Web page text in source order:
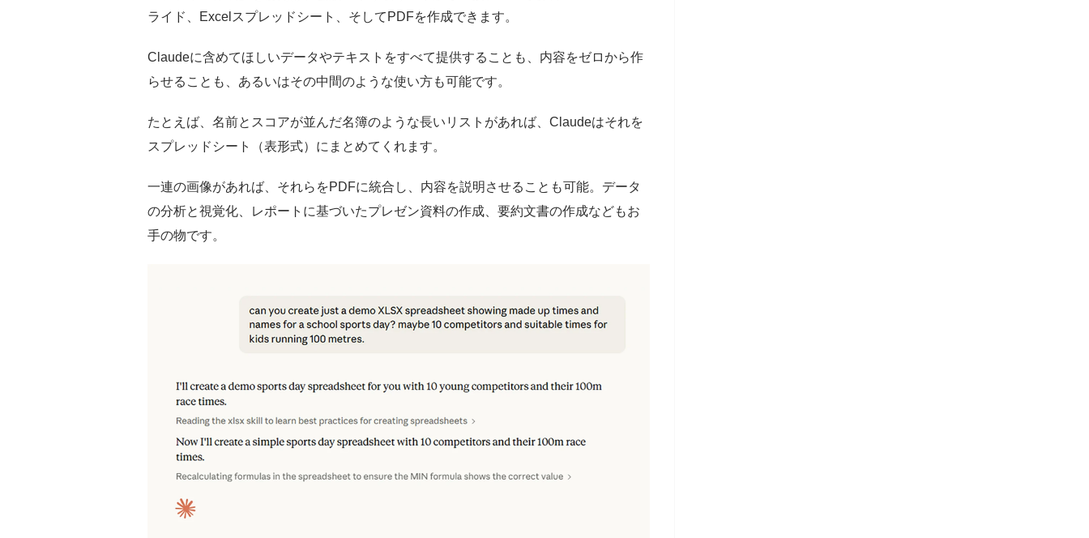
ライド、Excelスプレッドシート、そしてPDFを作成できます。
Claudeに含めてほしいデータやテキストをすべて提供することも、内容をゼロから作
らせることも、あるいはその中間のような使い方も可能です。
たとえば、名前とスコアが並んだ名簿のような長いリストがあれば、Claudeはそれを
スプレッドシート（表形式）にまとめてくれます。
一連の画像があれば、それらをPDFに統合し、内容を説明させることも可能。データ
の分析と視覚化、レポートに基づいたプレゼン資料の作成、要約文書の作成などもお
手の物です。